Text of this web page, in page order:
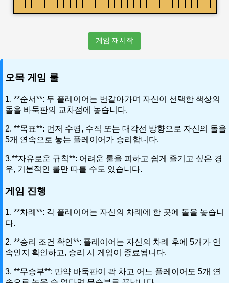
게임 재시작
오목 게임 룰
1. **순서**: 두 플레이어는 번갈아가며 자신이 선택한 색상의
돌을 바둑판의 교차점에 놓습니다.
2. **목표**: 먼저 수평, 수직 또는 대각선 방향으로 자신의 돌을
5개 연속으로 놓는 플레이어가 승리합니다.
3.**자유로운 규칙**: 어려운 룰을 피하고 쉽게 즐기고 싶은 경
우, 기본적인 룰만 따를 수도 있습니다.
게임 진행
1. **차례**: 각 플레이어는 자신의 차례에 한 곳에 돌을 놓습니
다.
2. **승리 조건 확인**: 플레이어는 자신의 차례 후에 5개가 연
속인지 확인하고, 승리 시 게임이 종료됩니다.
3. **무승부**: 만약 바둑판이 꽉 차고 어느 플레이어도 5개 연